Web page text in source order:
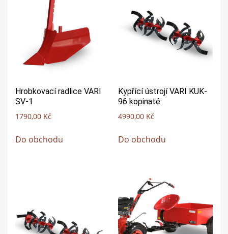
Hrobkovací radlice VARI
SV-1
1790,00 Kč
Do obchodu
Kypřící ústrojí VARI KUK-
96 kopinaté
4990,00 Kč
Do obchodu